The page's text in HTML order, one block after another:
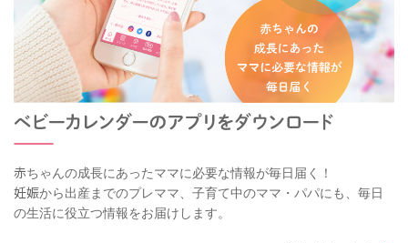
赤ちゃんの成長にあったママに必要な情報が毎日届く！
妊娠から出産までのプレママ、子育て中のママ・パパにも、毎日
の生活に役立つ情報をお届けします。